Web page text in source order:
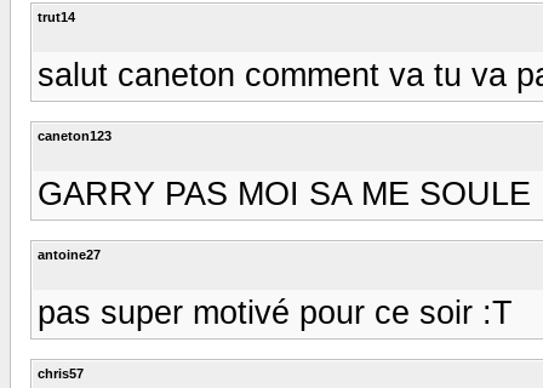
trut14
salut caneton comment va tu va
caneton123
GARRY PAS MOI SA ME SOULE
antoine27
pas super motivé pour ce soir :T
chris57